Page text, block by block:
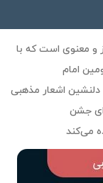
و معنوی است که با
امام
دلنشین اشعار مذهبی
جشن
می‌کند